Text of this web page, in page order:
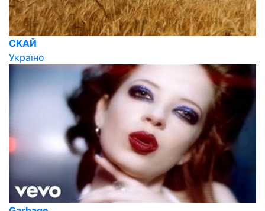
СКАЙ
Україно